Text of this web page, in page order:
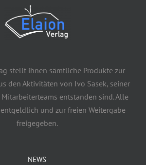
stellt ihnen sämtliche Produkte zur
den Aktivitäten von Ivo Sasek, seiner
entstanden sind. Alle
und zur freien Weitergabe
freigegeben.
NEWS